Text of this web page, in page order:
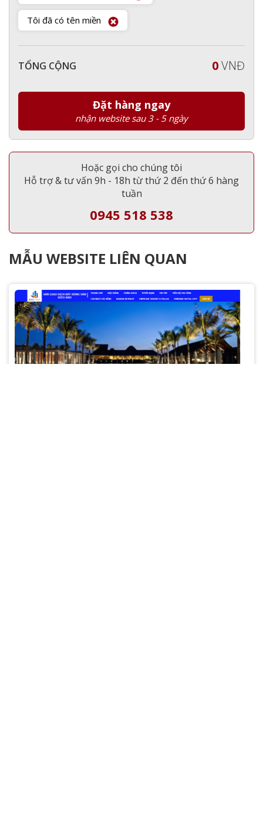
Tôi đã có tên miền
TỔNG CỘNG 0VNĐ
Đặt hàng ngay
nhận website sau 3 - 5 ngày
Hoặc gọi cho chúng tôi
Hỗ trợ & tư vấn 9h - 18h từ thứ 2 đến thứ 6 hàng
tuần
0945 518 538
MẪU WEBSITE LIÊN QUAN